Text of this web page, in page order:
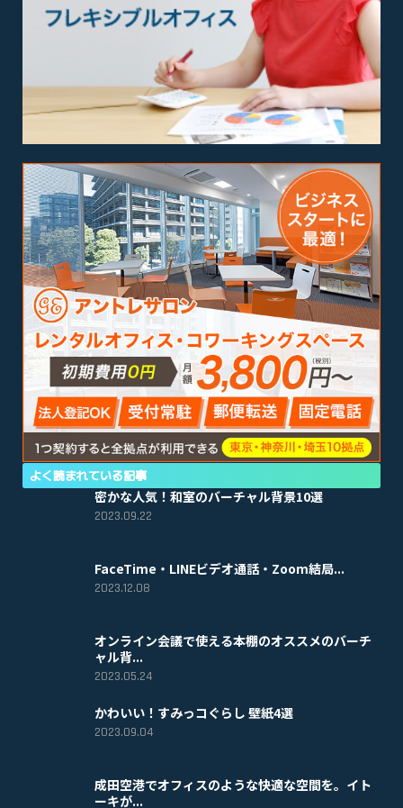
よく読まれている記事
密かな人気！和室のバーチャル背景10選
2023.09.22
FaceTime・LINEビデオ通話・Zoom結局...
2023.12.08
オンライン会議で使える本棚のオススメのバーチ
ャル背...
2023.05.24
かわいい！すみっコぐらし 壁紙4選
2023.09.04
成田空港でオフィスのような快適な空間を。イト
ーキが...